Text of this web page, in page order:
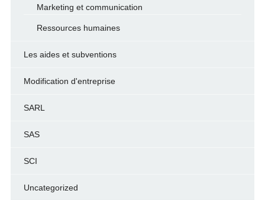
Marketing et communication
Ressources humaines
Les aides et subventions
Modification d'entreprise
SARL
SAS
SCI
Uncategorized